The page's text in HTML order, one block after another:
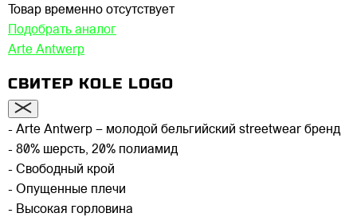
Товар временно отсутствует
Подобрать аналог
Arte Antwerp
СВИТЕР KOLE LOGO
- Arte Antwerp – молодой бельгийский streetwear бренд
- 80% шерсть, 20% полиамид
- Свободный крой
- Опущенные плечи
- Высокая горловина